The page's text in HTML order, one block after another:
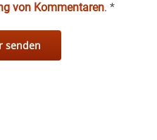
von Kommentaren.*